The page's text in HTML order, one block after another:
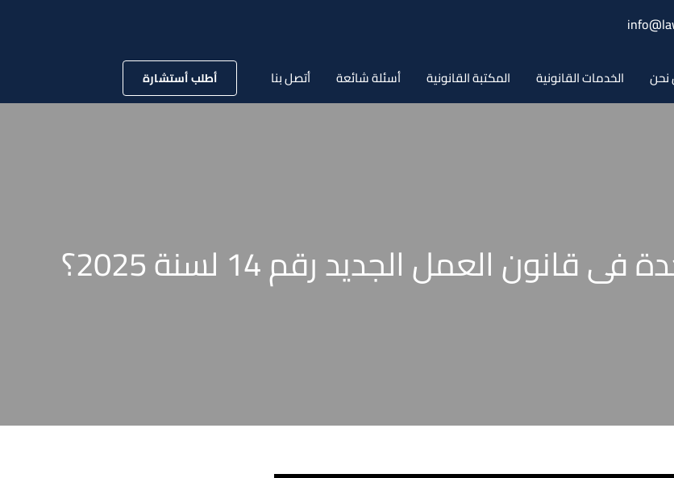
الخدمات القانونية المكتبة القانونية أسئلة شائعة أتصل بنا أطلب أستشارة